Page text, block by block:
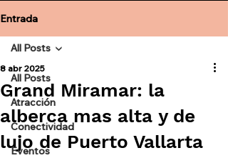
Entrada
All Posts
Atracción
Conectividad
Eventos
All Posts
Grand Miramar: la
alberca mas alta y de
lujo de Puerto Vallarta
8 abr 2025